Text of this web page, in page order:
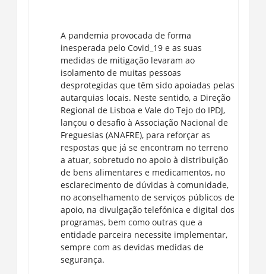
A pandemia provocada de forma
inesperada pelo Covid_19 e as suas
medidas de mitigação levaram ao
isolamento de muitas pessoas
desprotegidas que têm sido apoiadas pelas
autarquias locais. Neste sentido, a Direção
Regional de Lisboa e Vale do Tejo do IPDJ,
lançou o desafio à Associação Nacional de
Freguesias (ANAFRE), para reforçar as
respostas que já se encontram no terreno
a atuar, sobretudo no apoio à distribuição
de bens alimentares e medicamentos, no
esclarecimento de dúvidas à comunidade,
no aconselhamento de serviços públicos de
apoio, na divulgação telefónica e digital dos
programas, bem como outras que a
entidade parceira necessite implementar,
sempre com as devidas medidas de
segurança.